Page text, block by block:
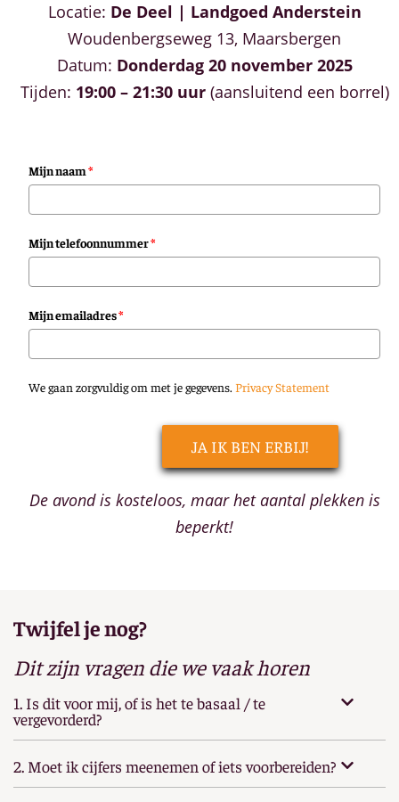
Locatie: De Deel | Landgoed Anderstein
Woudenbergseweg 13, Maarsbergen
Datum: Donderdag 20 november 2025
Tijden: 19:00 – 21:30 uur(aansluitend een borrel)
Mijn naam*
Mijn telefoonnummer*
Mijn emailadres*
We gaan zorgvuldig om met je gegevens. Privacy Statement
JA IK BEN ERBIJ!
De avond is kosteloos, maar het aantal plekken is
beperkt!
Twijfel je nog?
Dit zijn vragen die we vaak horen
1. Is dit voor mij, of is het te basaal / te
vergevorderd?
2. Moet ik cijfers meenemen of iets voorbereiden?